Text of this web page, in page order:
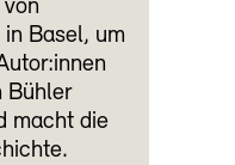
Basel, um
Bühler
macht die